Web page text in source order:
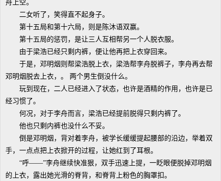
舟上空。
二女听了，笑得直不起身子。
第十五局和第十六局，则是陈沐语双赢。
第十五局的惩罚，是让三人互相帮另一个人脱衣服。
由于梁浩已经只剩内裤，便让他再把上衣穿回来。
于是，邓明烟则帮梁浩脱上衣，梁浩帮李舟脱裤子，李舟再去帮
邓明烟脱去上衣，。 两个男生倒没什么。
玩到现在，二人已经进入了状态，也许是酒精的作用，也许是已
经习惯了。
何况，对于李舟而言，梁浩已经提前脱得只剩内裤了。
他也只剩内裤也没什么不妥。
倒是邓明烟，背对着李舟，被学长缓缓提起腰部的沿边，举着双
手，一点点把上衣掀开的过程，让她红到了耳根。
“呼——”李舟继续快准狠，双手迅速上提，一眨眼便脱掉邓明烟
的上衣，露出她光滑的脊背，和脊背上粉色的胸罩扣。